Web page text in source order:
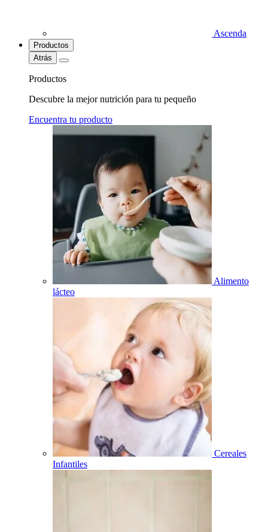
Ascenda
Productos
Atrás
Productos
Descubre la mejor nutrición para tu pequeño
Encuentra tu producto
Alimento
lácteo
Cereales
Infantiles